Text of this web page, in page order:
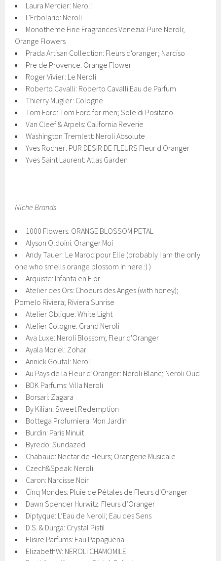
Laura Mercier: Neroli
L'Erbolario: Neroli
Monotheme Fine Fragrances Venezia: Pure Neroli;
Orange Flowers
Prada Artisan Collection: Fleurs d'oranger; Narciso
Pre de Provence: Orange Flower
Roger Vivier: Le Neroli
Roberto Cavalli: Roberto Cavalli Eau de Parfum
Thierry Mugler: Cologne
Tom Ford: Tom Ford for men; Sole di Positano
Van Cleef & Arpels: California Reverie
Washington Tremlett: Neroli Absolute
Yves Rocher: PUR DESIR DE FLEURS Fleur d'Oranger
Yves Saint Laurent: Atlas Garden
Niche Brands
1000 Flowers: ORANGE BLOSSOM PETAL
Alyson Oldoini: Oranger Moi
Andy Tauer: Le Maroc pour Elle (probably I am the only
one who smells orange blossom in here :) )
Arquiste: Infanta en Flor
Atelier des Ors: Choeurs des Anges (with honey);
Pomelo Riviera; Riviera Sunrise
Atelier Oblique: White Light
Atelier Cologne: Grand Neroli
Ava Luxe: Neroli Blossom; Fleur d'Oranger
Ayala Moriel: Zohar
Annick Goutal: Neroli
Au Pays de la Fleur d’Oranger: Neroli Blanc; Neroli Oud
BDK Parfums: Villa Neroli
Borsari: Zagara
By Kilian: Sweet Redemption
Bottega Profumiera: Mon Jardin
Burdin: Paris Minuit
Byredo: Sundazed
Chabaud: Nectar de Fleurs; Orangerie Musicale
Czech&Speak: Neroli
Caron: Narcisse Noir
Cinq Mondes: Pluie de Pétales de Fleurs d'Oranger
Dawn Spencer Hurwitz: Fleurs d‘Oranger
Diptyque: L’Eau de Neroli; Eau des Sens
D.S. & Durga: Crystal Pistil
Elisire Parfums: Eau Papaguena
ElizabethW: NEROLI CHAMOMILE